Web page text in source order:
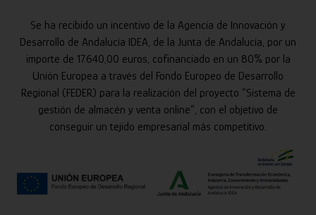
Se ha recibido un incentivo de la Agencia de Innovación y
Desarrollo de Andalucía IDEA, de la Junta de Andalucía, por un
importe de 17.640,00 euros, cofinanciado en un 80% por la
Unión Europea a través del Fondo Europeo de Desarrollo
Regional (FEDER) para la realización del proyecto “Sistema de
gestión de almacén y venta online”, con el objetivo de
conseguir un tejido empresarial más competitivo.